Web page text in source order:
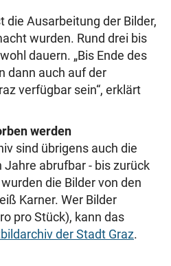
die Ausarbeitung der Bilder,
wurden. Rund drei bis
dauern. „Bis Ende des
dann auch auf der
verfügbar sein“, erklärt
werden
sind übrigens auch die
abrufbar - bis zurück
die Bilder von den
Karner. Wer Bilder
pro Stück), kann das
der Stadt Graz.